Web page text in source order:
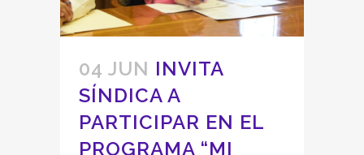
04 JUN INVITA
SÍNDICA A
PARTICIPAR EN EL
PROGRAMA “MI